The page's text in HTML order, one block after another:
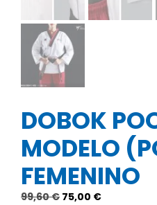
DOBOK
MODELO
FEMENINO
99,60€ El
75,00 €El